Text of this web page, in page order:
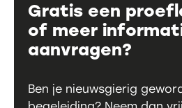
Gratis een
of meer
aanvragen?
Ben je nieuwsgierig